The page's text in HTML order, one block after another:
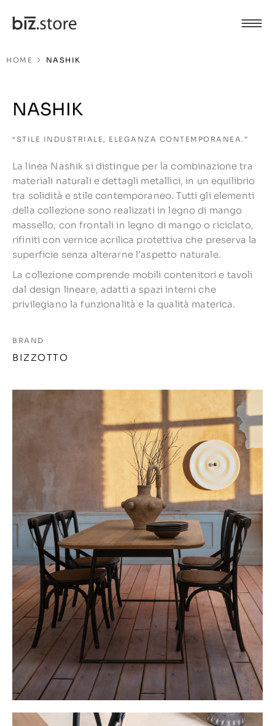
HOME NASHIK
NASHIK
“STILE INDUSTRIALE, ELEGANZA CONTEMPORANEA.”
La linea Nashik si distingue per la combinazione tra
materiali naturali e dettagli metallici, in un equilibrio
tra solidità e stile contemporaneo. Tutti gli elementi
della collezione sono realizzati in legno di mango
massello, con frontali in legno di mango o riciclato,
rifiniti con vernice acrilica protettiva che preserva la
superficie senza alterarne l’aspetto naturale.
La collezione comprende mobili contenitori e tavoli
dal design lineare, adatti a spazi interni che
privilegiano la funzionalità e la qualità materica.
BRAND
BIZZOTTO